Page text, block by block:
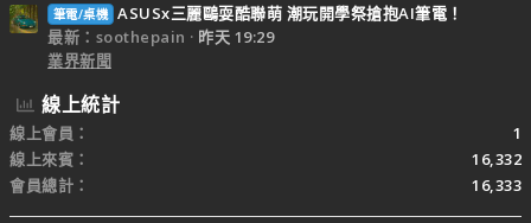
筆電/桌機 ASUSx三麗鷗耍酷聯萌 潮玩開學祭搶抱AI筆電！
最新：soothepain
昨天 19:29
業界新聞
線上統計
線上會員
1
線上來賓
16,332
會員總計
16,333